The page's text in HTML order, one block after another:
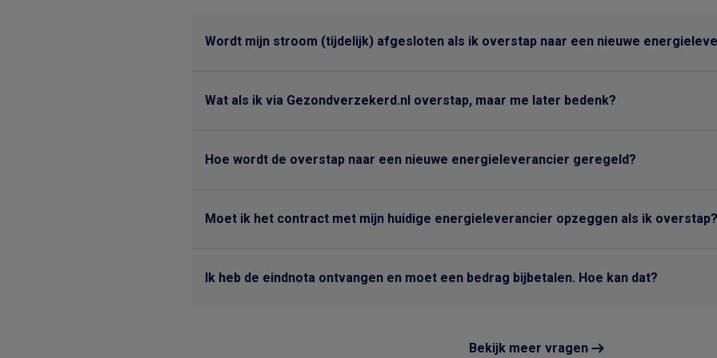
Wordt mijn stroom (tijdelijk) afgesloten als ik overstap naar een nieuwe
Wat als ik via Gezondverzekerd.nl overstap, maar me later bedenk?
Hoe wordt de overstap naar een nieuwe energieleverancier geregeld?
Moet ik het contract met mijn huidige energieleverancier opzeggen als ik overstap?
Ik heb de eindnota ontvangen en moet een bedrag bijbetalen. Hoe kan dat?
Bekijk meer vragen